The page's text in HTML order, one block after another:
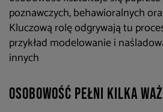
poznawczych, behawioralnych
Kluczową rolę odgrywają tu
przykład modelowanie i
innych
Osobowość pełni kilka